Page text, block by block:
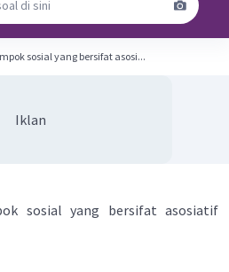
sosial yang bersifat asosi...
Iklan
sosial yang bersifat asosiatif